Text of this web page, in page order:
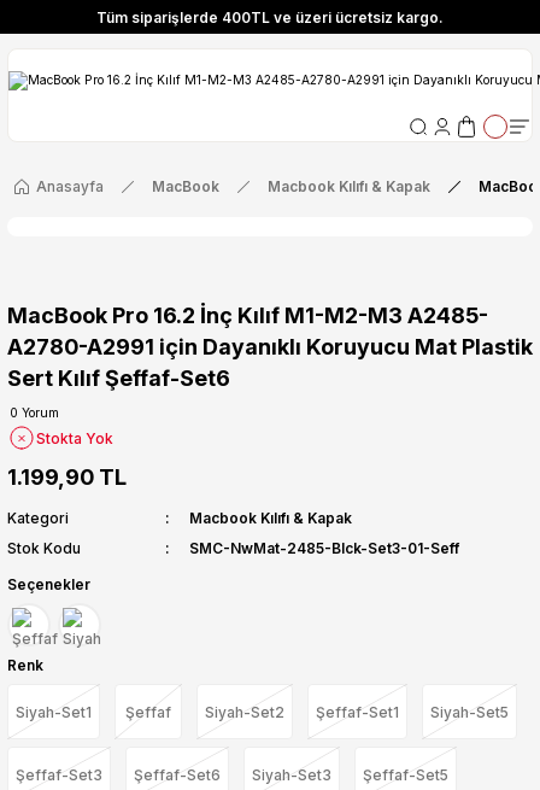
Tüm siparişlerde 400TL ve üzeri ücretsiz kargo.
Özel! YENI10 koduyla 400 TL ve üzeri alışverişlerinizde %10 indirim
Tüm siparişlerde 400TL ve üzeri ücretsiz kargo.
Özel! YENI10 koduyla 400 TL ve üzeri alışverişlerinizde %10 indirim
Anasayfa MacBook Macbook Kılıfı & Kapak
MacBook Pro 16.2 İnç Kılıf M1-M2-M3 A2485-
A2780-A2991 için Dayanıklı Koruyucu Mat Plastik
Sert Kılıf Şeffaf-Set6
0 Yorum
Stokta Yok
1.199,90 TL
Kategori
Macbook Kılıfı & Kapak
Stok Kodu
SMC-NwMat-2485-Blck-Set3-01-Seff
Seçenekler
Renk
Siyah-Set1 Şeffaf Siyah-Set2 Şeffaf-Set1 Siyah-Set5
Şeffaf-Set3 Şeffaf-Set6 Siyah-Set3 Şeffaf-Set5